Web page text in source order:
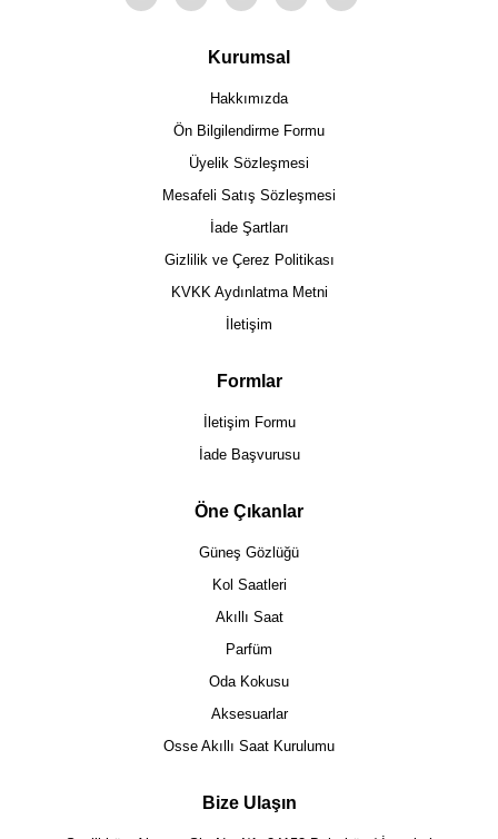
Kurumsal
Hakkımızda
Ön Bilgilendirme Formu
Üyelik Sözleşmesi
Mesafeli Satış Sözleşmesi
İade Şartları
Gizlilik ve Çerez Politikası
KVKK Aydınlatma Metni
İletişim
Formlar
İletişim Formu
İade Başvurusu
Öne Çıkanlar
Güneş Gözlüğü
Kol Saatleri
Akıllı Saat
Parfüm
Oda Kokusu
Aksesuarlar
Osse Akıllı Saat Kurulumu
Bize Ulaşın